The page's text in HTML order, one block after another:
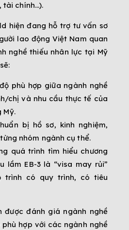
tài chính…).
hiện đang hỗ trợ tư vấn sơ
lao động Việt Nam quan
nghề thiếu nhân lực tại Mỹ
phù hợp giữa ngành nghề
chị và nhu cầu thực tế của
Mỹ.
bị hồ sơ, kinh nghiệm,
nhóm ngành cụ thể.
quá trình tìm hiểu chương
lầm EB-3 là “visa may rủi”
trình có quy trình, có tiêu
được đánh giá ngành nghề
hợp với các ngành nghề